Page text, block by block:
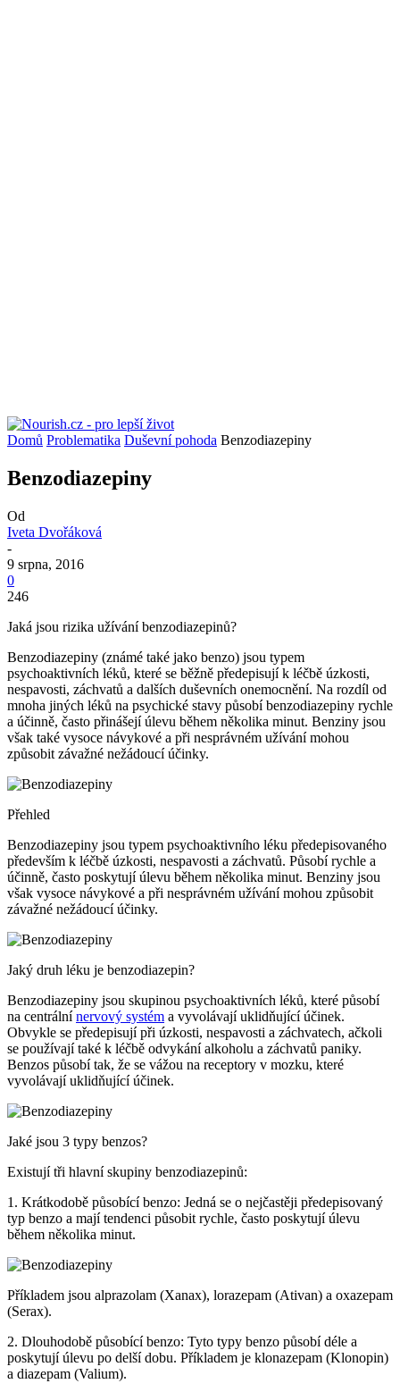
Domů Problematika Duševní pohoda Benzodiazepiny
Benzodiazepiny
Od
Iveta Dvořáková
-
9 srpna, 2016
0
246
Jaká jsou rizika užívání benzodiazepinů?
Benzodiazepiny (známé také jako benzo) jsou typem
psychoaktivních léků, které se běžně předepisují k léčbě úzkosti,
nespavosti, záchvatů a dalších duševních onemocnění. Na rozdíl od
mnoha jiných léků na psychické stavy působí benzodiazepiny rychle
a účinně, často přinášejí úlevu během několika minut. Benziny jsou
však také vysoce návykové a při nesprávném užívání mohou
způsobit závažné nežádoucí účinky.
Přehled
Benzodiazepiny jsou typem psychoaktivního léku předepisovaného
především k léčbě úzkosti, nespavosti a záchvatů. Působí rychle a
účinně, často poskytují úlevu během několika minut. Benziny jsou
však vysoce návykové a při nesprávném užívání mohou způsobit
závažné nežádoucí účinky.
Jaký druh léku je benzodiazepin?
Benzodiazepiny jsou skupinou psychoaktivních léků, které působí
na centrálnínervový systém a vyvolávají uklidňující účinek.
Obvykle se předepisují při úzkosti, nespavosti a záchvatech, ačkoli
se používají také k léčbě odvykání alkoholu a záchvatů paniky.
Benzos působí tak, že se vážou na receptory v mozku, které
vyvolávají uklidňující účinek.
Jaké jsou 3 typy benzos?
Existují tři hlavní skupiny benzodiazepinů:
1. Krátkodobě působící benzo: Jedná se o nejčastěji předepisovaný
typ benzo a mají tendenci působit rychle, často poskytují úlevu
během několika minut.
Příkladem jsou alprazolam (Xanax), lorazepam (Ativan) a oxazepam
(Serax).
2. Dlouhodobě působící benzo: Tyto typy benzo působí déle a
poskytují úlevu po delší dobu. Příkladem je klonazepam (Klonopin)
a diazepam (Valium).